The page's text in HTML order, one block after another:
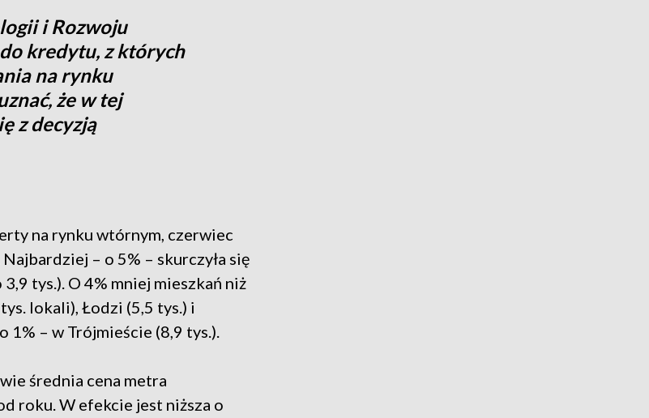
i Rozwoju
kredytu, z których
na rynku
że w tej
z decyzją
na rynku wtórnym, czerwiec
– o 5% – skurczyła się
tys.). O 4% mniej mieszkań niż
lokali), Łodzi (5,5 tys.) i
1% – w Trójmieście (8,9 tys.).
średnia cena metra
roku. W efekcie jest niższa o